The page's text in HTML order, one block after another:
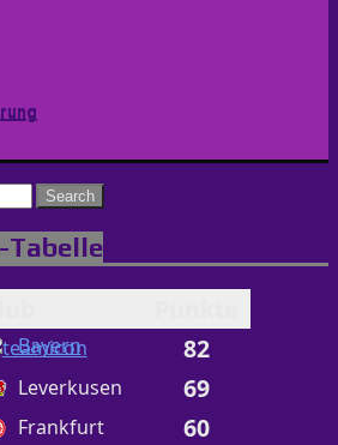
Tabelle
Bayern 82
Leverkusen 69
Frankfurt 60